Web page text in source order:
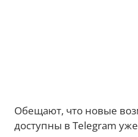
Обещают, что новые
доступны в Telegram